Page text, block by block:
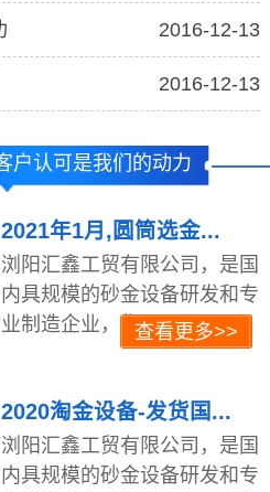
2016-12-13
2016-12-13
户认可是我们的动力
2021年1月,圆筒选金...
浏阳汇鑫工贸有限公司，是国
内具规模的砂金设备研发和专
业制造企业，集工...查看更多>>
2020淘金设备-发货国...
浏阳汇鑫工贸有限公司，是国
内具规模的砂金设备研发和专